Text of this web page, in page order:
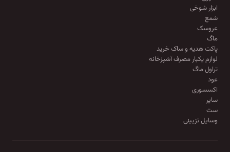
ابزار شوخی
شمع
عروسک
ماگ
پاکت هدیه و ساک خرید
لوازم یکبار مصرف آشپزخانه
تراول ماگ
عود
اکسسوری
سایر
ست
وسایل تزیینی